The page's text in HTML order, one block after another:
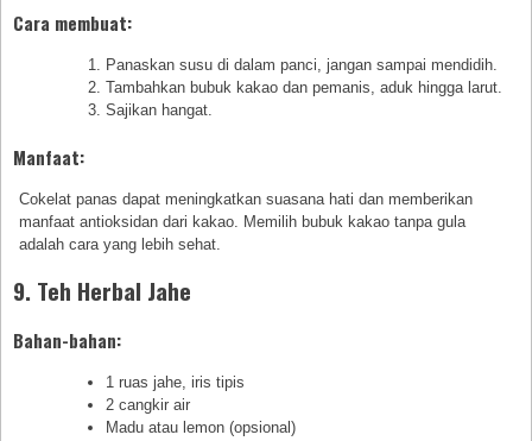
Cara membuat:
Panaskan susu di dalam panci, jangan sampai mendidih.
Tambahkan bubuk kakao dan pemanis, aduk hingga larut.
Sajikan hangat.
Manfaat:
Cokelat panas dapat meningkatkan suasana hati dan memberikan
manfaat antioksidan dari kakao. Memilih bubuk kakao tanpa gula
adalah cara yang lebih sehat.
9. Teh Herbal Jahe
Bahan-bahan:
1 ruas jahe, iris tipis
2 cangkir air
Madu atau lemon (opsional)